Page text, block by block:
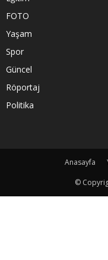
FOTO
Yaşam
Spor
Güncel
Röportaj
Politika
Anasayfa
©